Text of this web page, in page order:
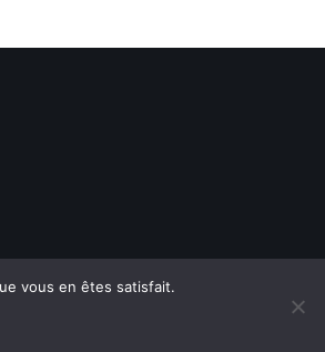
Le Cercle
vous en êtes satisfait.